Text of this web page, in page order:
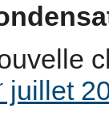
juillet